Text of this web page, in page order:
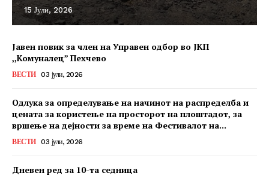
15 Јули, 2026
Јавен повик за член на Управен одбор во ЈКП
,,Комуналец” Пехчево
ВЕСТИ 03 јули, 2026
Одлука за определување на начинот на распределба и
цената за користење на просторот на плоштадот, за
вршење на дејности за време на Фестивалот на...
ВЕСТИ 03 јули, 2026
Дневен ред за 10-та седница